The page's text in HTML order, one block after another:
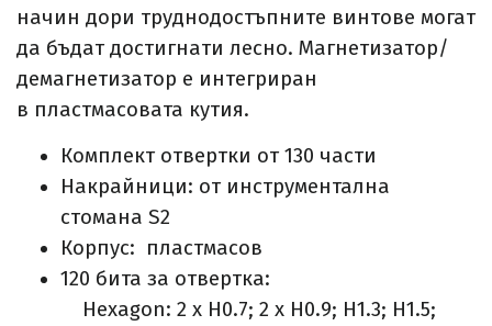
начин дори труднодостъпните винтове могат
да бъдат достигнати лесно. Магнетизатор/
демагнетизатор е интегриран
в пластмасовата кутия.
Комплект отвертки от 130 части
Накрайници: от инструментална
стомана S2
Корпус: пластмасов
120 бита за отвертка:
Hexagon: 2 x H0.7; 2 x H0.9; H1.3; H1.5;